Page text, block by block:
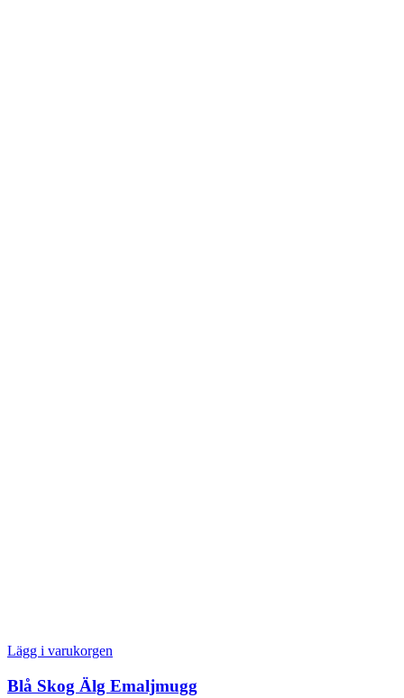
Lägg i varukorgen
Blå Skog Älg Emaljmugg